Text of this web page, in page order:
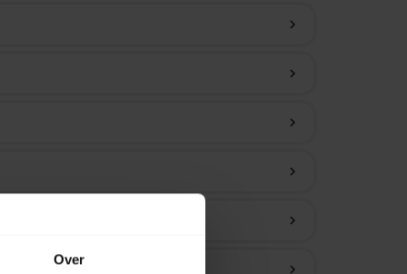
Over
chevron_right
chevron_right
chevron_right
chevron_right
chevron_right
chevron_right